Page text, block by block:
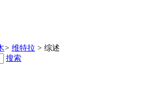
> 维特拉 > 综述
搜索